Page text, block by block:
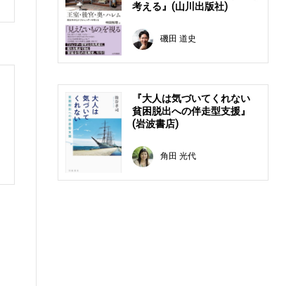
考える』(山川出版社)
磯田 道史
『大人は気づいてくれない
貧困脱出への伴走型支援』
(岩波書店)
角田 光代